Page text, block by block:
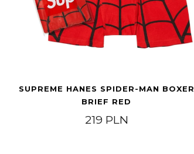
SUPREME HANES SPIDER-MAN BOXER
BRIEF RED
219 PLN